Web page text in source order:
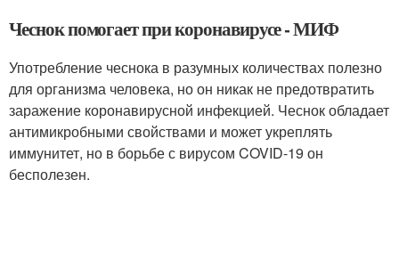
Чеснок помогает при коронавирусе - МИФ
Употребление чеснока в разумных количествах полезно
для организма человека, но он никак не предотвратить
заражение коронавирусной инфекцией. Чеснок обладает
антимикробными свойствами и может укреплять
иммунитет, но в борьбе с вирусом COVID-19 он
бесполезен.